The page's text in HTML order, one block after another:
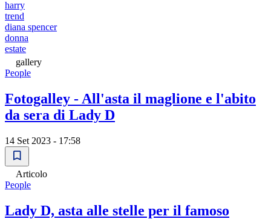
harry
trend
diana spencer
donna
estate
gallery
People
Fotogalley - All'asta il maglione e l'abito
da sera di Lady D
14 Set 2023 - 17:58
Articolo
People
Lady D, asta alle stelle per il famoso